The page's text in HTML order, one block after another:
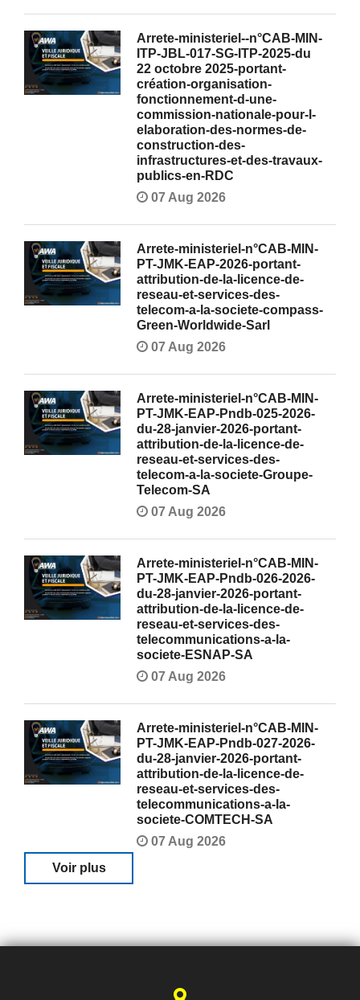
Arrete-ministeriel--n°CAB-MIN-
ITP-JBL-017-SG-ITP-2025-du
22 octobre 2025-portant-
création-organisation-
fonctionnement-d-une-
commission-nationale-pour-l-
elaboration-des-normes-de-
construction-des-
infrastructures-et-des-travaux-
publics-en-RDC
07 Aug 2026
Arrete-ministeriel-n°CAB-MIN-
PT-JMK-EAP-2026-portant-
attribution-de-la-licence-de-
reseau-et-services-des-
telecom-a-la-societe-compass-
Green-Worldwide-Sarl
07 Aug 2026
Arrete-ministeriel-n°CAB-MIN-
PT-JMK-EAP-Pndb-025-2026-
du-28-janvier-2026-portant-
attribution-de-la-licence-de-
reseau-et-services-des-
telecom-a-la-societe-Groupe-
Telecom-SA
07 Aug 2026
Arrete-ministeriel-n°CAB-MIN-
PT-JMK-EAP-Pndb-026-2026-
du-28-janvier-2026-portant-
attribution-de-la-licence-de-
reseau-et-services-des-
telecommunications-a-la-
societe-ESNAP-SA
07 Aug 2026
Arrete-ministeriel-n°CAB-MIN-
PT-JMK-EAP-Pndb-027-2026-
du-28-janvier-2026-portant-
attribution-de-la-licence-de-
reseau-et-services-des-
telecommunications-a-la-
societe-COMTECH-SA
07 Aug 2026
Voir plus